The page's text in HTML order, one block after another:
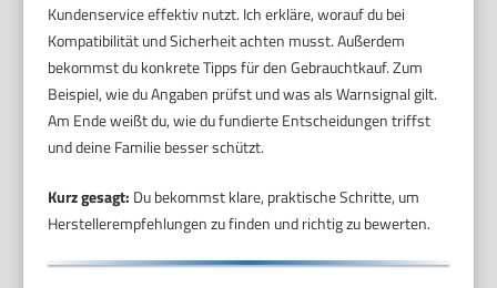
Kundenservice effektiv nutzt. Ich erkläre, worauf du bei
Kompatibilität und Sicherheit achten musst. Außerdem
bekommst du konkrete Tipps für den Gebrauchtkauf. Zum
Beispiel, wie du Angaben prüfst und was als Warnsignal gilt.
Am Ende weißt du, wie du fundierte Entscheidungen triffst
und deine Familie besser schützt.
Kurz gesagt: Du bekommst klare, praktische Schritte, um
Herstellerempfehlungen zu finden und richtig zu bewerten.